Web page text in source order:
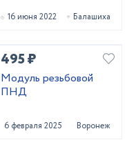
16 июня 2022 Балашиха
495 ₽
Модуль резьбовой
ПНД
6 февраля 2025 Воронеж